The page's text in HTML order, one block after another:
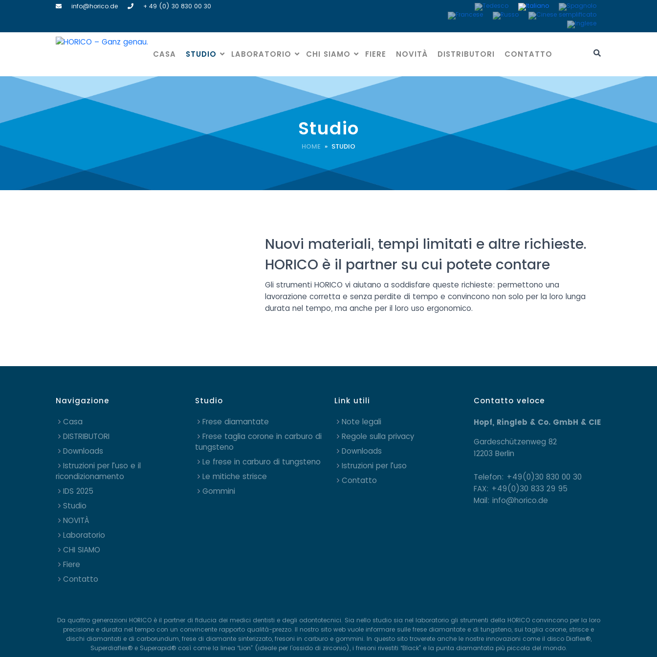
info@horico.de + 49 (0) 30 830 00 30
CASA STUDIO LABORATORIO CHI SIAMO FIERE NOVITÀ DISTRIBUTORI CONTATTO
Studio
HOME » STUDIO
Nuovi materiali, tempi limitati e altre richieste.
HORICO è il partner su cui potete contare
Gli strumenti HORICO vi aiutano a soddisfare queste richieste: permettono una
lavorazione corretta e senza perdite di tempo e convincono non solo per la loro lunga
durata nel tempo, ma anche per il loro uso ergonomico.
Navigazione
Casa
DISTRIBUTORI
Downloads
Istruzioni per l’uso e il
ricondizionamento
IDS 2025
Studio
NOVITÀ
Laboratorio
CHI SIAMO
Fiere
Contatto
Studio
Frese diamantate
Frese taglia corone in carburo di
tungsteno
Le frese in carburo di tungsteno
Le mitiche strisce
Gommini
Link utili
Note legali
Regole sulla privacy
Downloads
Istruzioni per l’uso
Contatto
Contatto veloce
Hopf, Ringleb & Co. GmbH & CIE
Gardeschützenweg 82
12203 Berlin
Telefon: +49(0)30 830 00 30
FAX: +49(0)30 833 29 95
Mail: info@horico.de
Da quattro generazioni HORICO è il partner di fiducia dei medici dentisti e degli odontotecnici. Sia nello studio sia nel laboratorio gli strumenti della HORICO convincono per la loro
precisione e durata nel tempo con un convincente rapporto qualità-prezzo. Il nostro sito web vuole informare sulle frese diamantate e di tungsteno, sui taglia corone, strisce e
dischi diamantati e di carborundum, frese di diamante sinterizzato, fresoni in carburo e gommini. In questo sito troverete anche le nostre innovazioni come il disco Diaflex®,
Superdiaflex® e Superapid® così come la linea “Lion” (ideale per l’ossido di zirconio), i fresoni rivestiti “Black” e la punta diamantata più piccola del mondo.